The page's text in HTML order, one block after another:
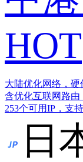
HOT
大陆优化网络，硬
含优化互联网路由
253个可用IP，支
日